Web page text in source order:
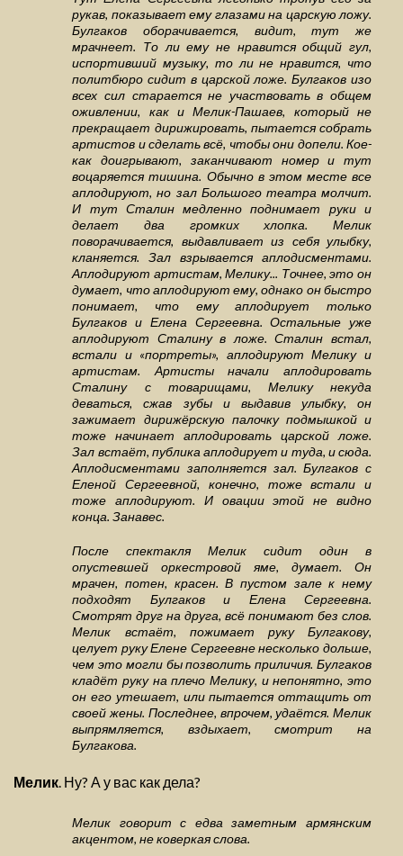
рукав, показывает ему глазами на царскую ложу.
Булгаков оборачивается, видит, тут же
мрачнеет. То ли ему не нравится общий гул,
испортивший музыку, то ли не нравится, что
политбюро сидит в царской ложе. Булгаков изо
всех сил старается не участвовать в общем
оживлении, как и Мелик-Пашаев, который не
прекращает дирижировать, пытается собрать
артистов и сделать всё, чтобы они допели. Кое-
как доигрывают, заканчивают номер и тут
воцаряется тишина. Обычно в этом месте все
аплодируют, но зал Большого театра молчит.
И тут Сталин медленно поднимает руки и
делает два громких хлопка. Мелик
поворачивается, выдавливает из себя улыбку,
кланяется. Зал взрывается аплодисментами.
Аплодируют артистам, Мелику... Точнее, это он
думает, что аплодируют ему, однако он быстро
понимает, что ему аплодирует только
Булгаков и Елена Сергеевна. Остальные уже
аплодируют Сталину в ложе. Сталин встал,
встали и «портреты», аплодируют Мелику и
артистам. Артисты начали аплодировать
Сталину с товарищами, Мелику некуда
деваться, сжав зубы и выдавив улыбку, он
зажимает дирижёрскую палочку подмышкой и
тоже начинает аплодировать царской ложе.
Зал встаёт, публика аплодирует и туда, и сюда.
Аплодисментами заполняется зал. Булгаков с
Еленой Сергеевной, конечно, тоже встали и
тоже аплодируют. И овации этой не видно
конца. Занавес.
После спектакля Мелик сидит один в
опустевшей оркестровой яме, думает. Он
мрачен, потен, красен. В пустом зале к нему
подходят Булгаков и Елена Сергеевна.
Смотрят друг на друга, всё понимают без слов.
Мелик встаёт, пожимает руку Булгакову,
целует руку Елене Сергеевне несколько дольше,
чем это могли бы позволить приличия. Булгаков
кладёт руку на плечо Мелику, и непонятно, это
он его утешает, или пытается оттащить от
своей жены. Последнее, впрочем, удаётся. Мелик
выпрямляется, вздыхает, смотрит на
Булгакова.
Мелик. Ну? А у вас как дела?
Мелик говорит с едва заметным армянским
акцентом, не коверкая слова.